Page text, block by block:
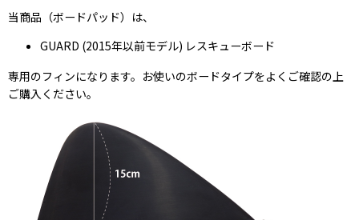
当商品（ボードパッド）は、
GUARD (2015年以前モデル) レスキューボード
専用のフィンになります。お使いのボードタイプをよくご確認の上
ご購入ください。